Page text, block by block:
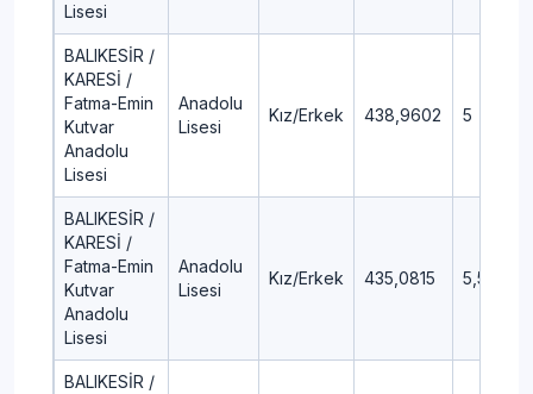
Lisesi
BALIKESİR /
KARESİ /
Fatma-Emin
Kutvar
Anadolu
Lisesi
Anadolu
Lisesi
Kız/Erkek 438,9602 5
BALIKESİR /
KARESİ /
Fatma-Emin
Kutvar
Anadolu
Lisesi
Anadolu
Lisesi
Kız/Erkek 435,0815 5,51
BALIKESİR /